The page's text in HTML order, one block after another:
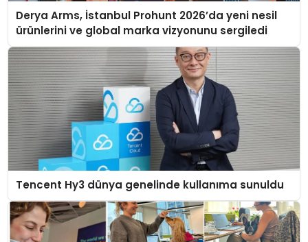
Derya Arms, İstanbul Prohunt 2026’da yeni nesil
ürünlerini ve global marka vizyonunu sergiledi
Tencent Hy3 dünya genelinde kullanıma sunuldu